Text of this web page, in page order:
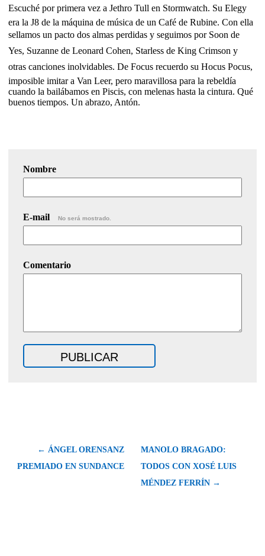
Escuché por primera vez a Jethro Tull en Stormwatch. Su Elegy
era la J8 de la máquina de música de un Café de Rubine. Con ella
sellamos un pacto dos almas perdidas y seguimos por Soon de
Yes, Suzanne de Leonard Cohen, Starless de King Crimson y
otras canciones inolvidables. De Focus recuerdo su Hocus Pocus,
imposible imitar a Van Leer, pero maravillosa para la rebeldía
cuando la bailábamos en Piscis, con melenas hasta la cintura. Qué
buenos tiempos. Un abrazo, Antón.
Nombre
E-mail No será mostrado.
Comentario
← ÁNGEL ORENSANZ
PREMIADO EN SUNDANCE
MANOLO BRAGADO:
TODOS CON XOSÉ LUIS
MÉNDEZ FERRÍN →